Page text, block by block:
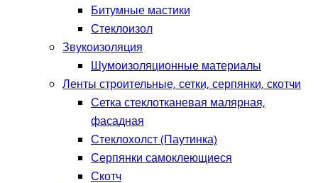
Битумные мастики
Стеклоизол
Звукоизоляция
Шумоизоляционные материалы
Ленты строительные, сетки, серпянки, скотчи
Сетка стеклотканевая малярная,
фасадная
Стеклохолст (Паутинка)
Серпянки самоклеющиеся
Скотч